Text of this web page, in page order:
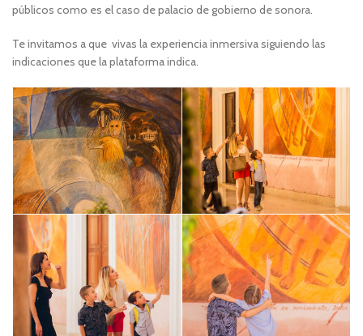
públicos como es el caso de palacio de gobierno de sonora.
Te invitamos a que vivas la experiencia inmersiva siguiendo las
indicaciones que la plataforma indica.